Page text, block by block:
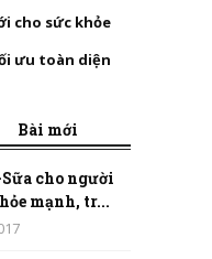
cho sức khỏe
ưu toàn diện
Bài mới
cho người
mạnh, tr...